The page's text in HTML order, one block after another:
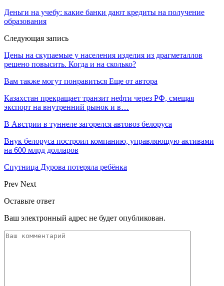
Деньги на учебу: какие банки дают кредиты на получение
образования
Следующая запись
Цены на скупаемые у населения изделия из драгметаллов
решено повысить. Когда и на сколько?
Вам также могут понравиться Еще от автора
Казахстан прекращает транзит нефти через РФ, смещая
экспорт на внутренний рынок и в…
В Австрии в туннеле загорелся автовоз белоруса
Внук белоруса построил компанию, управляющую активами
на 600 млрд долларов
Спутница Дурова потеряла ребёнка
Prev Next
Оставьте ответ
Ваш электронный адрес не будет опубликован.